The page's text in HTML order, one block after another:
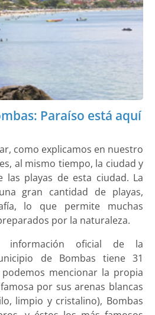
Paraíso está aquí
como explicamos en nuestro
al mismo tiempo, la ciudad y
playas de esta ciudad. La
gran cantidad de playas,
lo que permite muchas
por la naturaleza.
oficial de la
de Bombas tiene 31
mencionar la propia
por sus arenas blancas
limpio y cristalino), Bombas